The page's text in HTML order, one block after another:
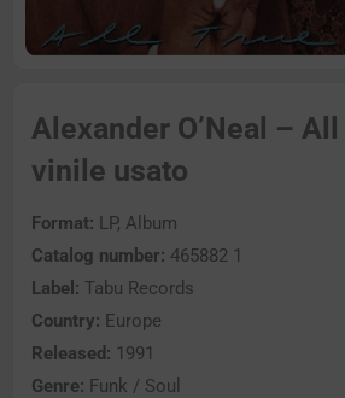
Alexander O’Neal –
vinile usato
Format: LP, Album
Catalog number: 465882 1
Label: Tabu Records
Country: Europe
Released: 1991
Genre: Funk / Soul